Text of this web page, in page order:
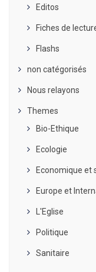
Editos
Fiches de
Flashs
non catégorisés
Nous relayons
Themes
Bio-Ethique
Ecologie
Economique et
Europe et
L'Eglise
Politique
Sanitaire